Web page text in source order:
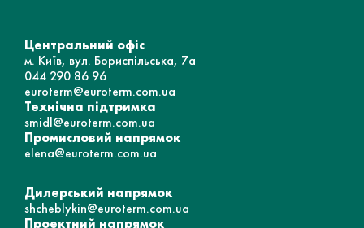
Центральний офіс
м. Київ, вул. Бориспільська, 7а
044 290 86 96
euroterm@euroterm.com.ua
Технічна підтримка
smidl@euroterm.com.ua
Промисловий напрямок
elena@euroterm.com.ua
Дилерський напрямок
shcheblykin@euroterm.com.ua
Проектний напрямок